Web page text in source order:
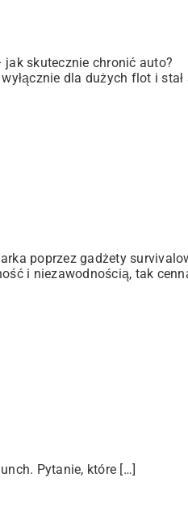
skutecznie chronić auto?
dla dużych flot i
poprzez gadżety
i niezawodnością, tak
Pytanie, które […]